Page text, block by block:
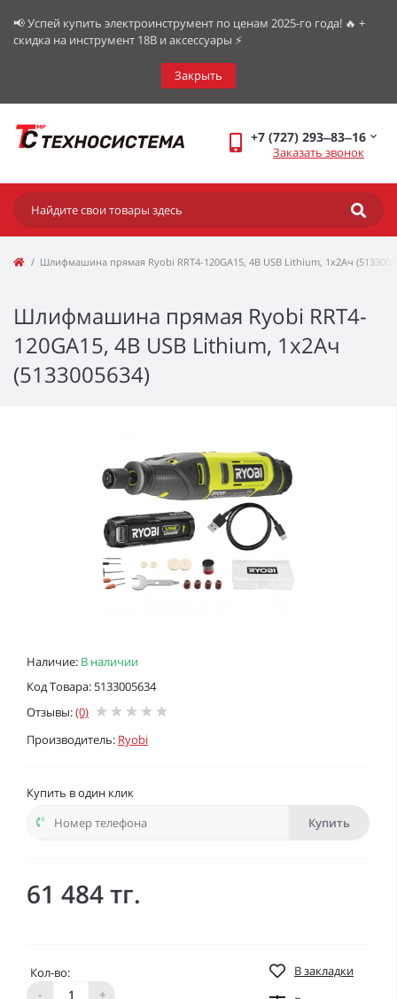
📢 Успей купить электроинструмент по ценам 2025-го года! 🔥 +
скидка на инструмент 18В и аксессуары ⚡️
Закрыть
+7 (727) 293‒83‒16
Заказать звонок
Шлифмашина прямая Ryobi RRT4-120GA15, 4В USB Lithium, 1х2Ач
Шлифмашина прямая Ryobi RRT4-
120GA15, 4В USB Lithium, 1х2Ач
(5133005634)
Наличие: В наличии
Код Товара: 5133005634
Отзывы:(0)
Производитель: Ryobi
Купить в один клик
Купить
61 484 тг.
Кол-во:
-
+
В закладки